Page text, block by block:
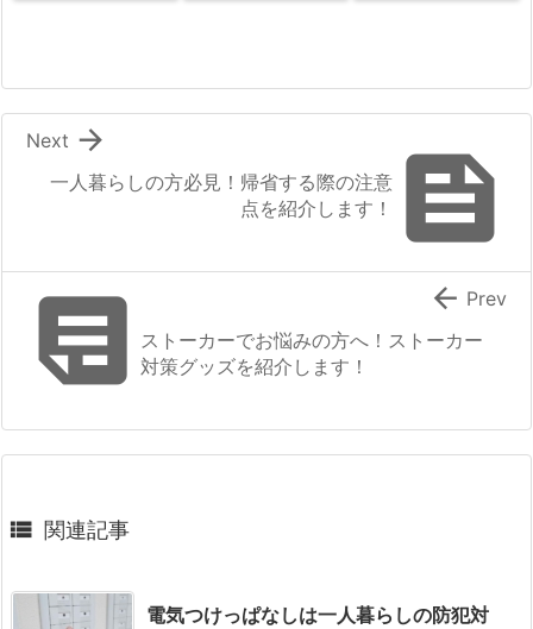

一人暮らしの方必見！帰省する際の注意
点を紹介します！

Next
ストーカーでお悩みの方へ！ストーカー
対策グッズを紹介します！
 Prev
 関連記事
電気つけっぱなしは一人暮らしの防犯対